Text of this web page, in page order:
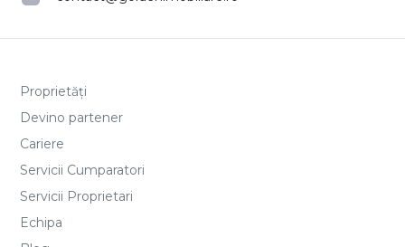
Proprietăți
Devino partener
Cariere
Servicii Cumparatori
Servicii Proprietari
Echipa